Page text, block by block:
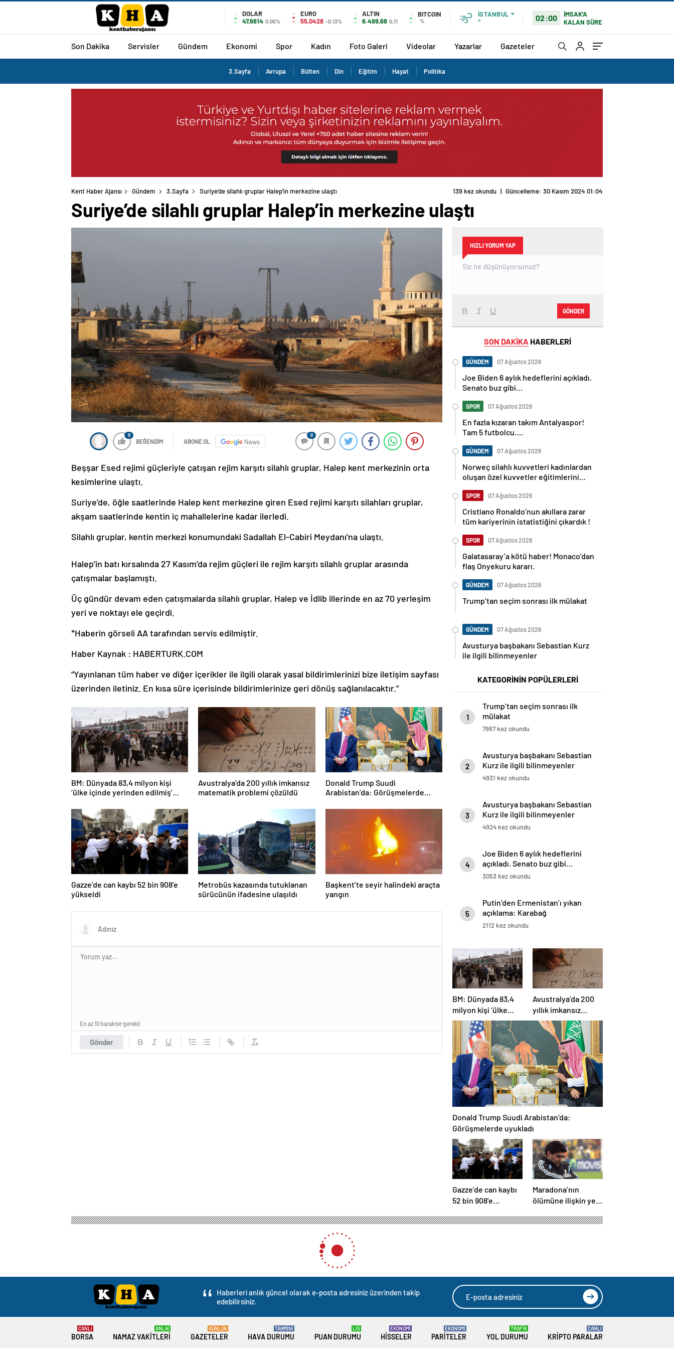
DOLAR
47,6614 0.05%
EURO
55,0428 -0.13%
ALTIN
6.499,68 0,11
BITCOIN
%
İSTANBUL
°
02:00
İMSAK'A
KALAN SÜRE
Son Dakika Servisler Gündem Ekonomi Spor Kadın Foto Galeri Videolar Yazarlar Gazeteler
3.Sayfa Avrupa Bülten Din Eğitim Hayat Politika
Kent Haber Ajansı Gündem 3.Sayfa Suriye’de silahlı gruplar Halep’in merkezine ulaştı
Suriye’de silahlı gruplar Halep’in merkezine ulaştı
0
BEĞENDİM ABONE OL News
0
Beşşar Esed rejimi güçleriyle çatışan rejim karşıtı silahlı gruplar, Halep kent merkezinin orta
kesimlerine ulaştı.
Suriye’de, öğle saatlerinde Halep kent merkezine giren Esed rejimi karşıtı silahları gruplar,
akşam saatlerinde kentin iç mahallelerine kadar ilerledi.
Silahlı gruplar, kentin merkezi konumundaki Sadallah El-Cabiri Meydanı’na ulaştı.
Halep’in batı kırsalında 27 Kasım’da rejim güçleri ile rejim karşıtı silahlı gruplar arasında
çatışmalar başlamıştı.
Üç gündür devam eden çatışmalarda silahlı gruplar, Halep ve İdlib illerinde en az 70 yerleşim
yeri ve noktayı ele geçirdi.
*Haberin görseli AA tarafından servis edilmiştir.
Haber Kaynak : HABERTURK.COM
“Yayınlanan tüm haber ve diğer içerikler ile ilgili olarak yasal bildirimlerinizi bize iletişim sayfası
üzerinden iletiniz. En kısa süre içerisinde bildirimlerinize geri dönüş sağlanılacaktır.”
BM: Dünyada 83,4 milyon kişi
‘ülke içinde yerinden edilmiş’
Avustralya’da 200 yıllık imkansız
matematik problemi çözüldü
Donald Trump Suudi
Arabistan’da: Görüşmelerde
Gazze’de can kaybı 52 bin 908’e
yükseldi
Metrobüs kazasında tutuklanan
sürücünün ifadesine ulaşıldı
Başkent’te seyir halindeki araçta
yangın
Gönder
En az 10 karakter gerekli
HIZLI YORUM YAP
GÖNDER
SON DAKİKA HABERLERİ
GÜNDEM 07 Ağustos 2026
Joe Biden 6 aylık hedeflerini açıkladı.
Senato buz gibi…
SPOR 07 Ağustos 2026
En fazla kızaran takım Antalyaspor!
Tam 5 futbolcu….
GÜNDEM 07 Ağustos 2026
Norweç silahlı kuvvetleri kadınlardan
oluşan özel kuvvetler eğitimlerini
SPOR 07 Ağustos 2026
Cristiano Ronaldo’nun akıllara zarar
tüm kariyerinin istatistiğini çıkardık !
SPOR 07 Ağustos 2026
Galatasaray’a kötü haber! Monaco’dan
flaş Onyekuru kararı.
GÜNDEM 07 Ağustos 2026
Trump’tan seçim sonrası ilk mülakat
GÜNDEM 07 Ağustos 2026
Avusturya başbakanı Sebastian Kurz
ile ilgili bilinmeyenler
KATEGORİNİN POPÜLERLERİ
1
Trump’tan seçim sonrası ilk
mülakat
7987 kez okundu
2
Avusturya başbakanı Sebastian
Kurz ile ilgili bilinmeyenler
4931 kez okundu
3
Avusturya başbakanı Sebastian
Kurz ile ilgili bilinmeyenler
4924 kez okundu
4
Joe Biden 6 aylık hedeflerini
açıkladı. Senato buz gibi…
3053 kez okundu
5
Putin’den Ermenistan’ı yıkan
açıklama: Karabağ
Azerbaycan’ın ayrılmaz bir
2112 kez okundu
BM: Dünyada 83,4
milyon kişi ‘ülke
içinde yerinden
edilmiş’ olarak
yaşıyor
Avustralya’da 200
yıllık imkansız
matematik
problemi çözüldü
Donald Trump Suudi Arabistan’da:
Görüşmelerde uyukladı
Gazze’de can kaybı
52 bin 908’e
Maradona’nın
ölümüne ilişkin yeni
Hollanda Başbakanı Dick Schoof’tan Netanyahu’ya: Tutuklanmadan Hollanda’ya gelebileceği olası senaryolar var
Hollanda Başbakanı Dick Schoof’tan Netanyahu’ya:
Tutuklanmadan Hollanda’ya gelebileceği olası senaryolar var